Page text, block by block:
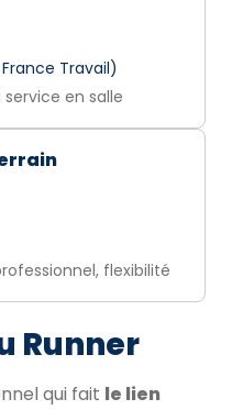
Travail)
en salle
flexibilité
Runner
qui fait le lien